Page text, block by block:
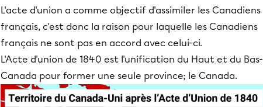
L'acte d'union a comme objectif d'assimiler les Canadiens
français, c'est donc la raison pour laquelle les Canadiens
français ne sont pas en accord avec celui-ci.
L'Acte d'union de 1840 est l'unification du Haut et du Bas-
Canada pour former une seule province; le Canada.